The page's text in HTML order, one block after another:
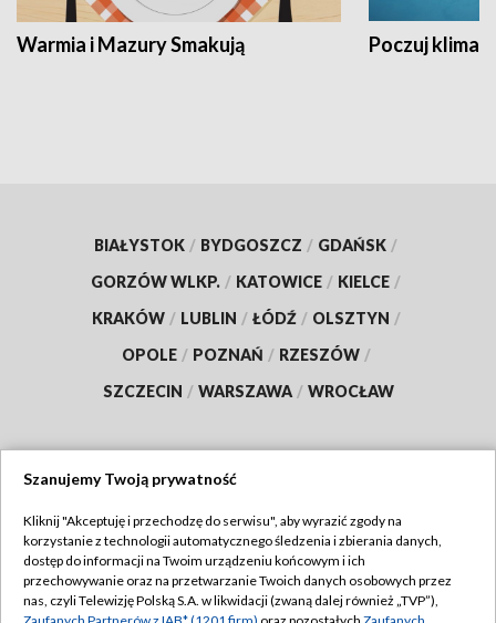
Warmia i Mazury Smakują Poczuj klimat
BIAŁYSTOK / BYDGOSZCZ / GDAŃSK /
GORZÓW WLKP. / KATOWICE / KIELCE /
KRAKÓW / LUBLIN / ŁÓDŹ / OLSZTYN /
OPOLE / POZNAŃ / RZESZÓW /
SZCZECIN / WARSZAWA / WROCŁAW
TVP
Abonament TVP
Emisja w TVP
Regulamin TVP
Szanujemy Twoją prywatność
Kliknij "Akceptuję i przechodzę do serwisu", aby wyrazić zgody na
korzystanie z technologii automatycznego śledzenia i zbierania danych,
dostęp do informacji na Twoim urządzeniu końcowym i ich
przechowywanie oraz na przetwarzanie Twoich danych osobowych przez
nas, czyli Telewizję Polską S.A. w likwidacji (zwaną dalej również „TVP”),